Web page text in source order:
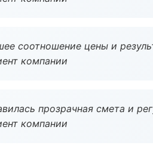
соотношение цены и
компании
прозрачная смета и
компании